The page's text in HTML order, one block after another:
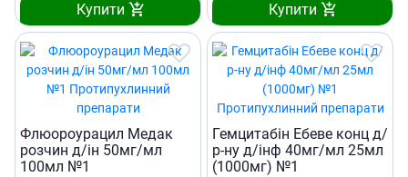
Купити Купити
Флюороурацил Медак
розчин д/ін 50мг/мл
100мл №1
Гемцитабiн Ебеве конц д/
р-ну д/інф 40мг/мл 25мл
(1000мг) №1